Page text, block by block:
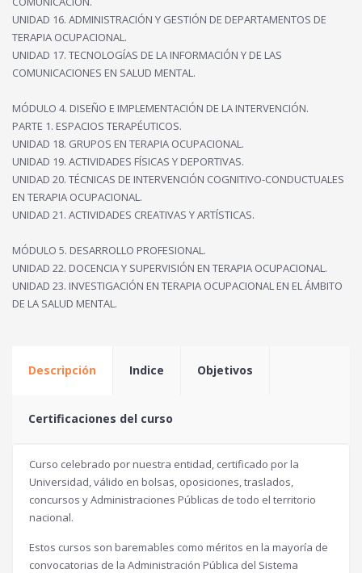
UNIDAD 16. ADMINISTRACIÓN Y GESTIÓN DE DEPARTAMENTOS DE
TERAPIA OCUPACIONAL.
UNIDAD 17. TECNOLOGÍAS DE LA INFORMACIÓN Y DE LAS
COMUNICACIONES EN SALUD MENTAL.
MÓDULO 4. DISEÑO E IMPLEMENTACIÓN DE LA INTERVENCIÓN.
PARTE 1. ESPACIOS TERAPÉUTICOS.
UNIDAD 18. GRUPOS EN TERAPIA OCUPACIONAL.
UNIDAD 19. ACTIVIDADES FÍSICAS Y DEPORTIVAS.
UNIDAD 20. TÉCNICAS DE INTERVENCIÓN COGNITIVO-CONDUCTUALES
EN TERAPIA OCUPACIONAL.
UNIDAD 21. ACTIVIDADES CREATIVAS Y ARTÍSTICAS.
MÓDULO 5. DESARROLLO PROFESIONAL.
UNIDAD 22. DOCENCIA Y SUPERVISIÓN EN TERAPIA OCUPACIONAL.
UNIDAD 23. INVESTIGACIÓN EN TERAPIA OCUPACIONAL EN EL ÁMBITO
DE LA SALUD MENTAL.
Descripción Indice Objetivos
Certificaciones del curso
Curso celebrado por nuestra entidad, certificado por la
Universidad, válido en bolsas, oposiciones, traslados,
concursos y Administraciones Públicas de todo el territorio
nacional.
Estos cursos son baremables como méritos en la mayoría de
convocatorias de la Administración Pública del Sistema